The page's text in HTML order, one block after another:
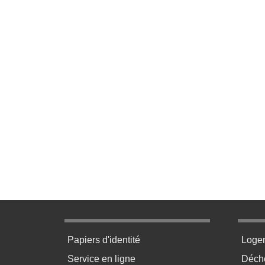
Menu pratique bas de page 1
Papiers d'identité
Service en ligne